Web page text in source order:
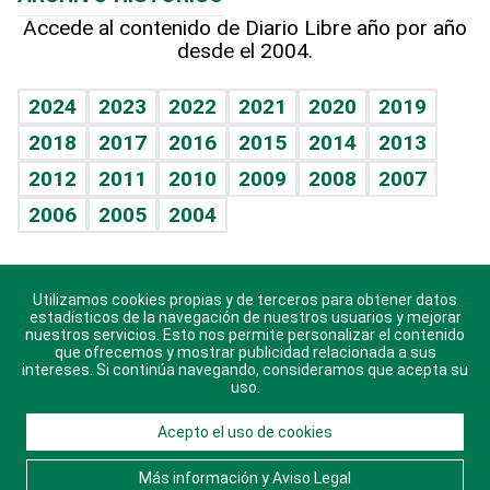
Hablando con el pediatra
Vida y familia
Eñe
Celebrando la vida
Sin complejos
En pocas palabras
Escuchando al corazón
Economía Personal
TBT Deportivo
Más firmas
Hecho en casa
Guía del dinero
Cumpleaños
Horóscopos
Crucigramas
Accede al contenido de Diario Libre año por año
desde el 2004.
2024 2023 2022 2021 2020
2019
2018
2017 2016 2015 2014
2013
2012
2011 2010 2009 2008
2007
2006
2005 2004
Descarga nuestras aplicaciones para Android, iOS y
sistema Huawei.
© 2021 Diario Libre, todos los derechos reservados.
Consulta elAviso Legal. Ponte en Contacto
Utilizamos cookies propias y de terceros para obtener datos
estadísticos de la navegación de nuestros usuarios y mejorar
nuestros servicios. Esto nos permite personalizar el contenido
que ofrecemos y mostrar publicidad relacionada a sus
intereses. Si continúa navegando, consideramos que acepta su
uso.
Acepto el uso de cookies
Más información y Aviso Legal